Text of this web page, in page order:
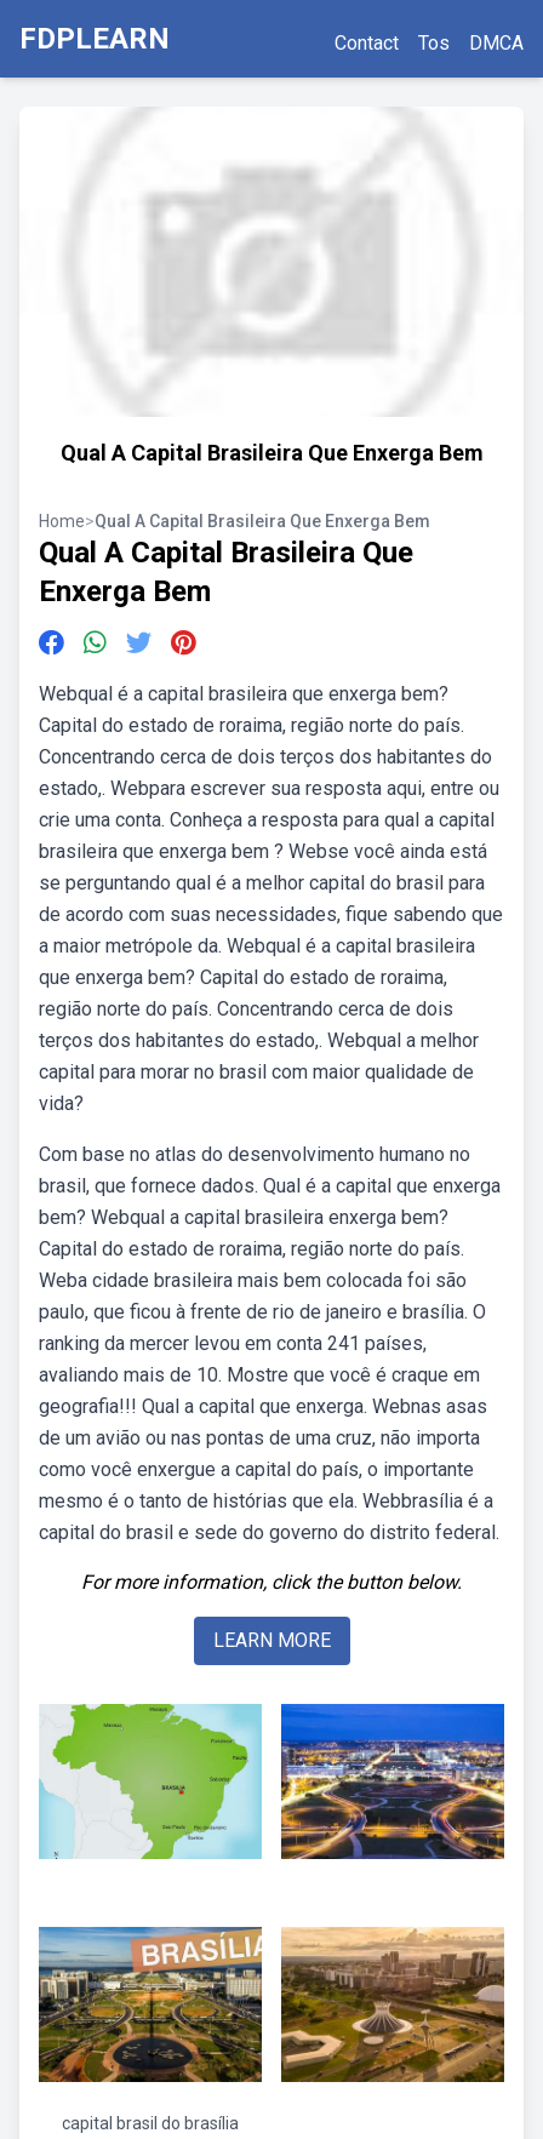
FDPLEARN Contact Tos DMCA
Qual A Capital Brasileira Que Enxerga Bem
Home>Qual A Capital Brasileira Que Enxerga Bem
Qual A Capital Brasileira Que
Enxerga Bem
Webqual é a capital brasileira que enxerga bem?
Capital do estado de roraima, região norte do país.
Concentrando cerca de dois terços dos habitantes do
estado,. Webpara escrever sua resposta aqui, entre ou
crie uma conta. Conheça a resposta para qual a capital
brasileira que enxerga bem ? Webse você ainda está
se perguntando qual é a melhor capital do brasil para
de acordo com suas necessidades, fique sabendo que
a maior metrópole da. Webqual é a capital brasileira
que enxerga bem? Capital do estado de roraima,
região norte do país. Concentrando cerca de dois
terços dos habitantes do estado,. Webqual a melhor
capital para morar no brasil com maior qualidade de
vida?
Com base no atlas do desenvolvimento humano no
brasil, que fornece dados. Qual é a capital que enxerga
bem? Webqual a capital brasileira enxerga bem?
Capital do estado de roraima, região norte do país.
Weba cidade brasileira mais bem colocada foi são
paulo, que ficou à frente de rio de janeiro e brasília. O
ranking da mercer levou em conta 241 países,
avaliando mais de 10. Mostre que você é craque em
geografia!!! Qual a capital que enxerga. Webnas asas
de um avião ou nas pontas de uma cruz, não importa
como você enxergue a capital do país, o importante
mesmo é o tanto de histórias que ela. Webbrasília é a
capital do brasil e sede do governo do distrito federal.
For more information, click the button below.
LEARN MORE
capital brasil do brasília